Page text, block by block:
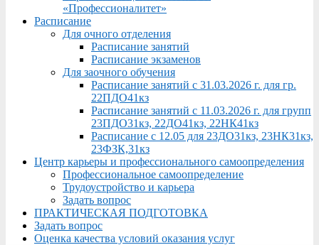
«Профессионалитет»
Расписание
Для очного отделения
Расписание занятий
Расписание экзаменов
Для заочного обучения
Расписание занятий с 31.03.2026 г. для гр.
22ПДО41кз
Расписание занятий с 11.03.2026 г. для групп
23ПДО31кз, 22ДО41кз, 22НК41кз
Расписание с 12.05 для 23ДО31кз, 23НК31кз,
23ФЗК,31кз
Центр карьеры и профессионального самоопределения
Профессиональное самоопределение
Трудоустройство и карьера
Задать вопрос
ПРАКТИЧЕСКАЯ ПОДГОТОВКА
Задать вопрос
Оценка качества условий оказания услуг